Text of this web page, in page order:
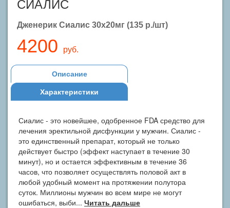
Дженерик Сиалис 30x20мг (135 р./шт)
4200 руб.
Описание
Характеристики
Сиалис - это новейшее, одобренное FDA средство для
лечения эректильной дисфункции у мужчин. Сиалис -
это единственный препарат, который не только
действует быстро (эффект наступает в течение 30
минут), но и остается эффективным в течение 36
часов, что позволяет осуществлять половой акт в
любой удобный момент на протяжении полутора
суток. Миллионы мужчин во всем мире не могут
ошибаться, выби... Читать дальше